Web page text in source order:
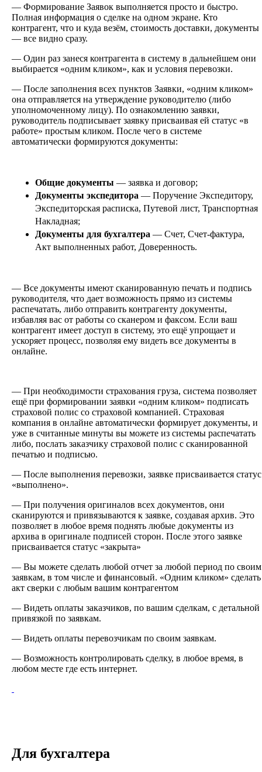
— Формирование Заявок выполняется просто и быстро.
Полная информация о сделке на одном экране. Кто
контрагент, что и куда везём, стоимость доставки, документы
— все видно сразу.
— Один раз занеся контрагента в систему в дальнейшем они
выбирается «одним кликом», как и условия перевозки.
— После заполнения всех пунктов Заявки, «одним кликом»
она отправляется на утверждение руководителю (либо
уполномоченному лицу). По ознакомлению заявки,
руководитель подписывает заявку присваивая ей статус «в
работе» простым кликом. После чего в системе
автоматически формируются документы:
Общие документы — заявка и договор;
Документы экспедитора — Поручение Экспедитору,
Экспедиторская расписка, Путевой лист, Транспортная
Накладная;
Документы для бухгалтера — Счет, Счет-фактура,
Акт выполненных работ, Доверенность.
— Все документы имеют сканированную печать и подпись
руководителя, что дает возможность прямо из системы
распечатать, либо отправить контрагенту документы,
избавляя вас от работы со сканером и факсом. Если ваш
контрагент имеет доступ в систему, это ещё упрощает и
ускоряет процесс, позволяя ему видеть все документы в
онлайне.
— При необходимости страхования груза, система позволяет
ещё при формировании заявки «одним кликом» подписать
страховой полис со страховой компанией. Страховая
компания в онлайне автоматически формирует документы, и
уже в считанные минуты вы можете из системы распечатать
либо, послать заказчику страховой полис с сканированной
печатью и подписью.
— После выполнения перевозки, заявке присваивается статус
«выполнено».
— При получения оригиналов всех документов, они
сканируются и привязываются к заявке, создавая архив. Это
позволяет в любое время поднять любые документы из
архива в оригинале подписей сторон. После этого заявке
присваивается статус «закрыта»
— Вы можете сделать любой отчет за любой период по своим
заявкам, в том числе и финансовый. «Одним кликом» сделать
акт сверки с любым вашим контрагентом
— Видеть оплаты заказчиков, по вашим сделкам, с детальной
привязкой по заявкам.
— Видеть оплаты перевозчикам по своим заявкам.
— Возможность контролировать сделку, в любое время, в
любом месте где есть интернет.
Для бухгалтера